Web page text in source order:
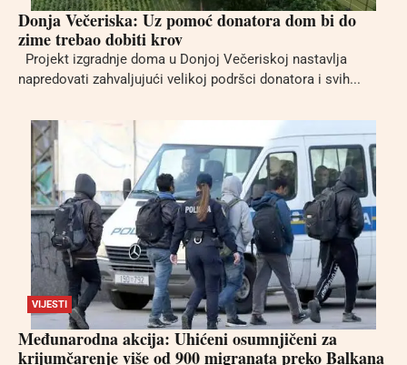
Donja Večeriska: Uz pomoć donatora dom bi do
zime trebao dobiti krov
Projekt izgradnje doma u Donjoj Večeriskoj nastavlja
napredovati zahvaljujući velikoj podršci donatora i svih...
VIJESTI
Međunarodna akcija: Uhićeni osumnjičeni za
krijumčarenje više od 900 migranata preko Balkana